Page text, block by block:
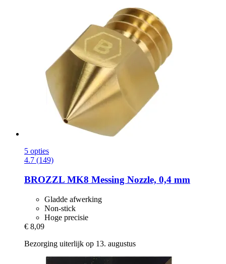
5 opties
4.7 (149)
BROZZL MK8 Messing Nozzle, 0,4 mm
Gladde afwerking
Non-stick
Hoge precisie
€ 8,09
Bezorging uiterlijk op 13. augustus